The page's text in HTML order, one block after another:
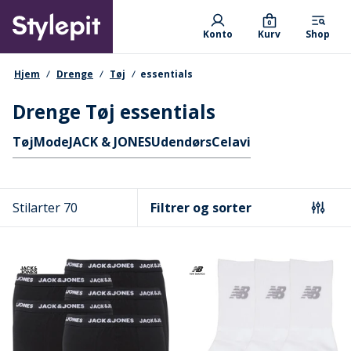
main
content
Primary departments
Konto Kurv
0
Shop
navigationssti
Hjem Drenge Tøj essentials
Drenge Tøj essentials
Hurtige links
TøjModeJACK & JONESUdendørsCelavi
Stilarter 70 Filtrer og sorter